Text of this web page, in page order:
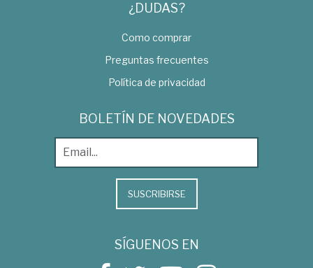
¿DUDAS?
Como comprar
Preguntas frecuentes
Política de privacidad
BOLETÍN DE NOVEDADES
SUSCRIBIRSE
SÍGUENOS EN